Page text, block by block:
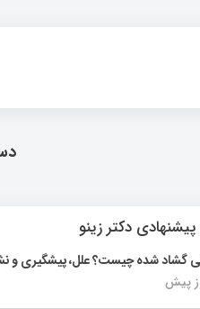
دکتر زینو
گشاد شده چیست؟ علل، پیشگیری و